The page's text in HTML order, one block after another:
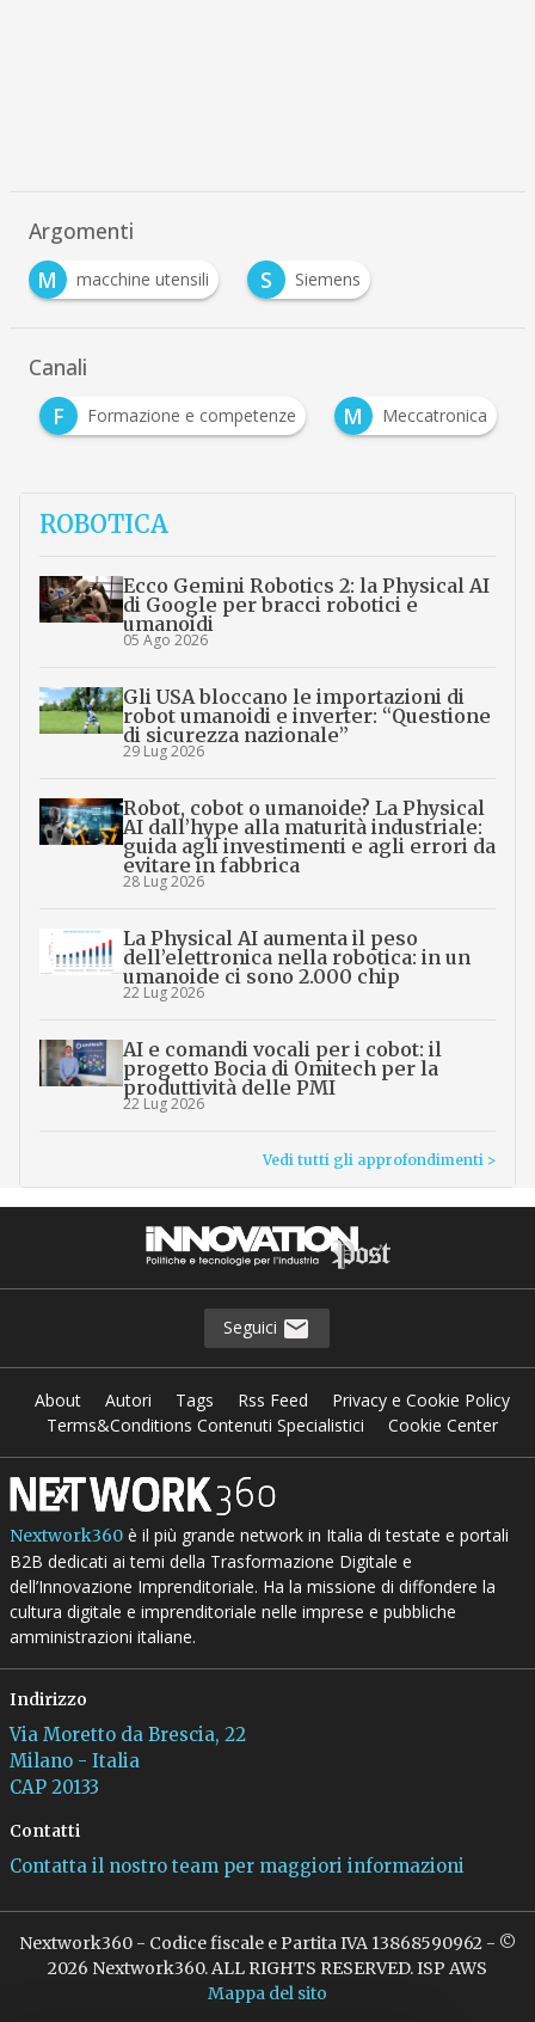
Argomenti
M
macchine utensili S Siemens
Canali
F Formazione e competenze M Meccatronica
ROBOTICA
Ecco Gemini Robotics 2: la Physical AI
di Google per bracci robotici e
umanoidi
05 Ago 2026
Gli USA bloccano le importazioni di
robot umanoidi e inverter: “Questione
di sicurezza nazionale”
29 Lug 2026
Robot, cobot o umanoide? La Physical
AI dall’hype alla maturità industriale:
guida agli investimenti e agli errori da
evitare in fabbrica
28 Lug 2026
La Physical AI aumenta il peso
dell’elettronica nella robotica: in un
umanoide ci sono 2.000 chip
22 Lug 2026
AI e comandi vocali per i cobot: il
progetto Bocia di Omitech per la
produttività delle PMI
22 Lug 2026
Vedi tutti gli approfondimenti >
Seguici
About Autori Tags Rss Feed
Privacy e Cookie Policy
Terms&Conditions Contenuti Specialistici
Cookie Center
Nextwork360è il più grande network in Italia di testate e portali
B2B dedicati ai temi della Trasformazione Digitale e
dell’Innovazione Imprenditoriale. Ha la missione di diffondere la
cultura digitale e imprenditoriale nelle imprese e pubbliche
amministrazioni italiane.
Indirizzo
Via Moretto da Brescia, 22
Milano - Italia
CAP 20133
Contatti
Contatta il nostro team per maggiori informazioni
Nextwork360 - Codice fiscale e Partita IVA 13868590962 - ©
2026 Nextwork360. ALL RIGHTS RESERVED. ISP AWS
Mappa del sito